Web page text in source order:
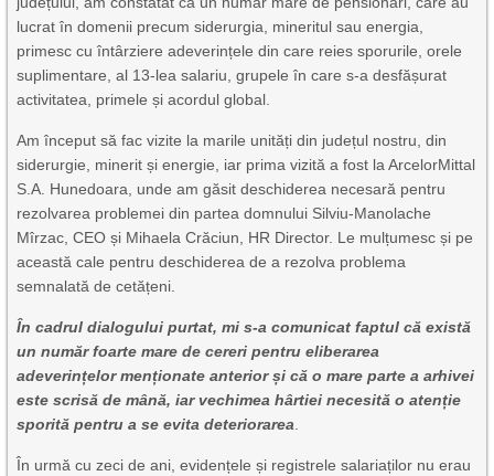
lucrat în domenii precum siderurgia, mineritul sau energia,
primesc cu întârziere adeverințele din care reies sporurile, orele
suplimentare, al 13-lea salariu, grupele în care s-a desfășurat
activitatea, primele și acordul global.
Am început să fac vizite la marile unități din județul nostru, din
siderurgie, minerit și energie, iar prima vizită a fost la ArcelorMittal
S.A. Hunedoara, unde am găsit deschiderea necesară pentru
rezolvarea problemei din partea domnului Silviu-Manolache
Mîrzac, CEO și Mihaela Crăciun, HR Director. Le mulțumesc și pe
această cale pentru deschiderea de a rezolva problema
semnalată de cetățeni.
În cadrul dialogului purtat, mi s-a comunicat faptul că există
un număr foarte mare de cereri pentru eliberarea
adeverințelor menționate anterior și că o mare parte a arhivei
este scrisă de mână, iar vechimea hârtiei necesită o atenție
sporită pentru a se evita deteriorarea
În urmă cu zeci de ani, evidențele și registrele salariaților nu erau